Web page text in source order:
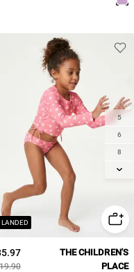
LANDED
5
6
8
10
14
₪
₪
THE CHILDREN'S
PLACE